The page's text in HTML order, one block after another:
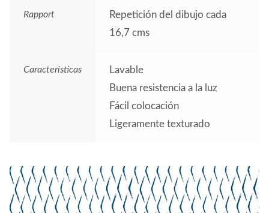
Rapport
Repetición del dibujo cada
16,7 cms
Características
Lavable
Buena resistencia a la luz
Fácil colocación
Ligeramente texturado